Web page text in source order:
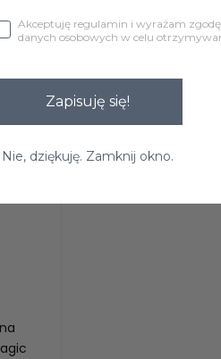
Akceptuję regulamin i wyrażam
danych osobowych w celu
Zapisuję się!
Nie, dziękuję. Zamknij okno.